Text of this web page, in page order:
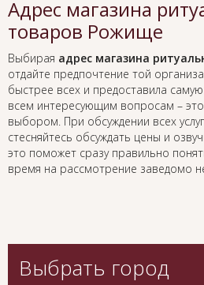
Адрес магазина
товаров Рожище
Выбирая адрес магазина
отдайте предпочтение той
быстрее всех и предоставила
всем интересующим вопросам –
выбором. При обсуждении всех
стесняйтесь обсуждать цены и
это поможет сразу правильно
время на рассмотрение заведомо
Выбрать город